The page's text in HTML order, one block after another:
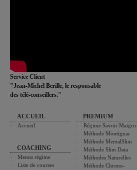
Service Client
"Jean-Michel Berille, le responsable
des télé-conseillers."
ACCUEIL
Accueil
COACHING
Menus régime
Liste de courses
PREMIUM
Régime Savoir Maigrir
Méthode Montignac
Méthode MentalSlim
Méthode Slim Data
Méthodes Naturelles
Méthode Chrono-